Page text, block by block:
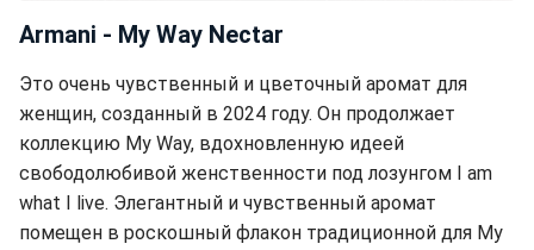
Armani - My Way Nectar
Это очень чувственный и цветочный аромат для
женщин, созданный в 2024 году. Он продолжает
коллекцию My Way, вдохновленную идеей
свободолюбивой женственности под лозунгом I am
what I live. Элегантный и чувственный аромат
помещен в роскошный флакон традиционной для My